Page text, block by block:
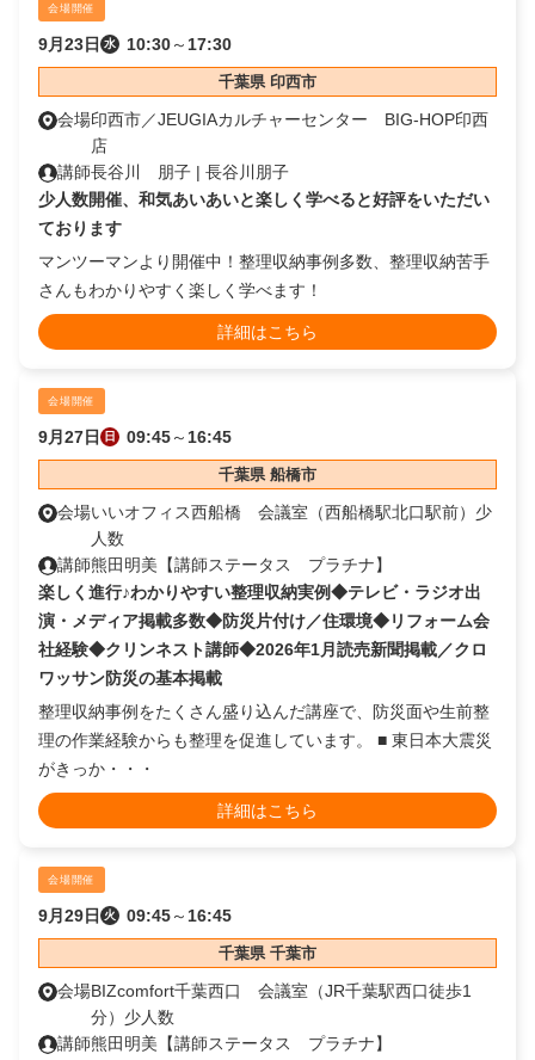
会場開催
9月23日 水 10:30～ 17:30
千葉県 印西市
会場印西市／JEUGIAカルチャーセンター BIG-HOP印西
店
講師長谷川 朋子 | 長谷川朋子
少人数開催、和気あいあいと楽しく学べると好評をいただい
ております
マンツーマンより開催中！整理収納事例多数、整理収納苦手
さんもわかりやすく楽しく学べます！
詳細はこちら
会場開催
9月27日 日 09:45～ 16:45
千葉県 船橋市
会場いいオフィス西船橋 会議室（西船橋駅北口駅前）少
人数
講師熊田明美【講師ステータス プラチナ】
楽しく進行♪わかりやすい整理収納実例◆テレビ・ラジオ出
演・メディア掲載多数◆防災片付け／住環境◆リフォーム会
社経験◆クリンネスト講師◆2026年1月読売新聞掲載／クロ
ワッサン防災の基本掲載
整理収納事例をたくさん盛り込んだ講座で、防災面や生前整
理の作業経験からも整理を促進しています。 ■ 東日本大震災
がきっか・・・
詳細はこちら
会場開催
9月29日 火 09:45～ 16:45
千葉県 千葉市
会場BIZcomfort千葉西口 会議室（JR千葉駅西口徒歩1
分）少人数
講師熊田明美【講師ステータス プラチナ】